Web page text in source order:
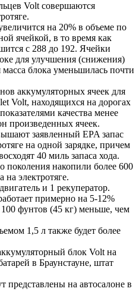
Volt совершаются
на 20% в объеме по
ячейкой, в то время как
с 288 до 192. Ячейки
для улучшения (снижения)
блока уменьшилась почти
аккумуляторных ячеек для
Volt, находящихся на дорогах
качества менее
произведенных ячеек.
заявленный EPA запас
на одной зарядке, причем
40 миль запаса хода.
поколения накопили более 600
электротяге.
и 1 рекуператор.
примерно на 5-12%
фунтов (45 кг) меньше, чем
1,5 л также будет более
блок Volt на
в Браунстауне, штат
представлены на автосалоне в